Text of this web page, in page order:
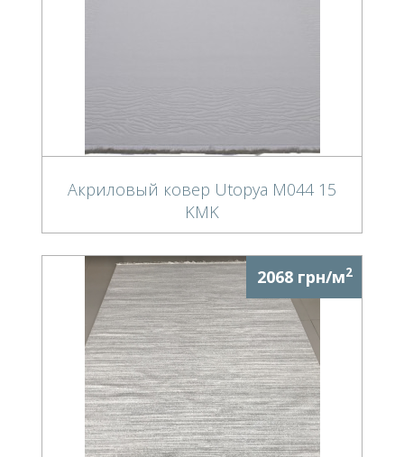
Акриловый ковер Utopya M044 15
KMK
2068 грн/м2